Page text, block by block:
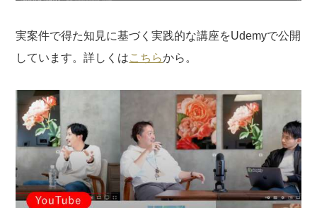
実案件で得た知見に基づく実践的な講座をUdemyで公開
しています。詳しくはこちらから。